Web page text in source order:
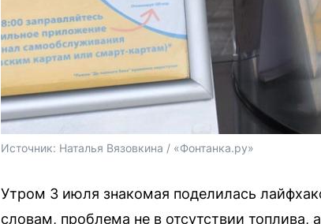
Источник: Наталья Вязовкина / «Фонтанка.ру»
Утром 3 июля знакомая поделилась
словам, проблема не в отсутствии